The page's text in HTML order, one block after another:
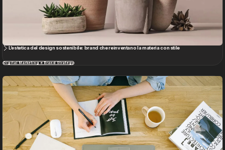
NOOO Lens
SOUx Padova
Lavora con noi
Instagram
Linkedin
Facebook
Internet come lo conosciamo è destinato a sparire? Ecco come l’IA sta cambiando il web
Cultura, Media e Società